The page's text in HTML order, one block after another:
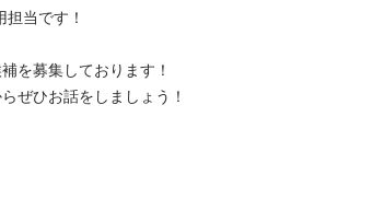
当です！
を募集しております！
ぜひお話をしましょう！